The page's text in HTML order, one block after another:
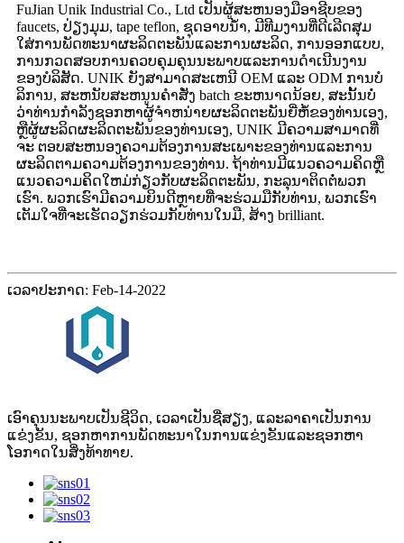
FuJian Unik Industrial Co., Ltd ເປັນຜູ້ສະຫນອງມືອາຊີບຂອງ
faucets, ປ່ຽງມຸມ, tape teflon, ຊຸດອາບນ້ໍາ, ມີທີມງານທີ່ດີເລີດສຸມ
ໃສ່ການພັດທະນາຜະລິດຕະພັນແລະການຜະລິດ, ການອອກແບບ,
ການກວດສອບການຄວບຄຸມຄຸນນະພາບແລະການດໍາເນີນງານ
ຂອງບໍລິສັດ. UNIK ຍັງສາມາດສະເຫນີ OEM ແລະ ODM ການ​ບໍ​
ລິ​ການ​, ສະ​ຫນັບ​ສະ​ຫນູນ​ຄໍາ​ສັ່ງ batch ຂະ​ຫນາດ​ນ້ອຍ​, ສະ​ນັ້ນ​ບໍ່​
ວ່າ​ທ່ານ​ກໍາ​ລັງ​ຊອກ​ຫາ​ຜູ້​ຈໍາ​ຫນ່າຍ​ຜະ​ລິດ​ຕະ​ພັນ​ຍີ່​ຫໍ້​ຂອງ​ທ່ານ​ເອງ​,
ຫຼື​ຜູ້​ຜະ​ລິດ​ຜະ​ລິດ​ຕະ​ພັນ​ຂອງ​ທ່ານ​ເອງ​, UNIK ມີ​ຄວາມ​ສາ​ມາດ​ທີ່​
ຈະ ຕອບສະຫນອງຄວາມຕ້ອງການສະເພາະຂອງທ່ານແລະການ
ຜະລິດຕາມຄວາມຕ້ອງການຂອງທ່ານ. ຖ້າທ່ານມີແນວຄວາມຄິດຫຼື
ແນວຄວາມຄິດໃຫມ່ກ່ຽວກັບຜະລິດຕະພັນ, ກະລຸນາຕິດຕໍ່ພວກ
ເຮົາ. ພວກເຮົາມີຄວາມຍິນດີຫຼາຍທີ່ຈະຮ່ວມມືກັບທ່ານ, ພວກເຮົາ
ເຕັມໃຈທີ່ຈະເຮັດວຽກຮ່ວມກັບທ່ານໃນມື, ສ້າງ brilliant.
ເວລາປະກາດ: Feb-14-2022
ເອົາຄຸນນະພາບເປັນຊີວິດ, ເວລາເປັນຊື່ສຽງ, ແລະລາຄາເປັນການ
ແຂ່ງຂັນ, ຊອກຫາການພັດທະນາໃນການແຂ່ງຂັນແລະຊອກຫາ
ໂອກາດໃນສິ່ງທ້າທາຍ.